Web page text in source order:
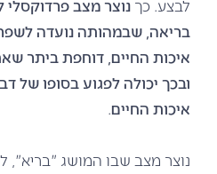
לבצע. כך נוצר מצב
בריאה, שבמהותה נועדה
איכות החיים, דוחפת ביתר
ובכך יכולה לפגוע בסופו של
איכות החיים.
נוצר מצב שבו המושג "בריא",